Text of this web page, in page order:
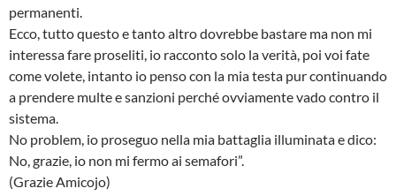
permanenti.
Ecco, tutto questo e tanto altro dovrebbe bastare ma non mi
interessa fare proseliti, io racconto solo la verità, poi voi fate
come volete, intanto io penso con la mia testa pur continuando
a prendere multe e sanzioni perché ovviamente vado contro il
sistema.
No problem, io proseguo nella mia battaglia illuminata e dico:
No, grazie, io non mi fermo ai semafori”.
(Grazie Amicojo)